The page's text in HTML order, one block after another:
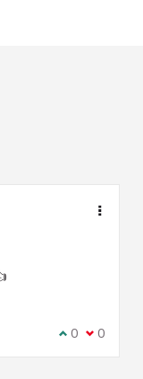
Olen samaa
0 Olen eri
0